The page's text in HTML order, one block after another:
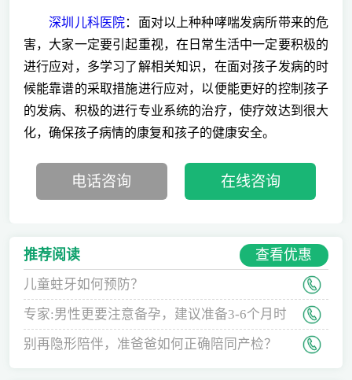
深圳儿科医院：面对以上种种哮喘发病所带来的危
害，大家一定要引起重视，在日常生活中一定要积极的
进行应对，多学习了解相关知识，在面对孩子发病的时
候能靠谱的采取措施进行应对，以便能更好的控制孩子
的发病、积极的进行专业系统的治疗，使疗效达到很大
化，确保孩子病情的康复和孩子的健康安全。
电话咨询 在线咨询
推荐阅读 查看优惠
儿童蛀牙如何预防？
专家:男性更要注意备孕，建议准备3-6个月时
间
别再隐形陪伴，准爸爸如何正确陪同产检？